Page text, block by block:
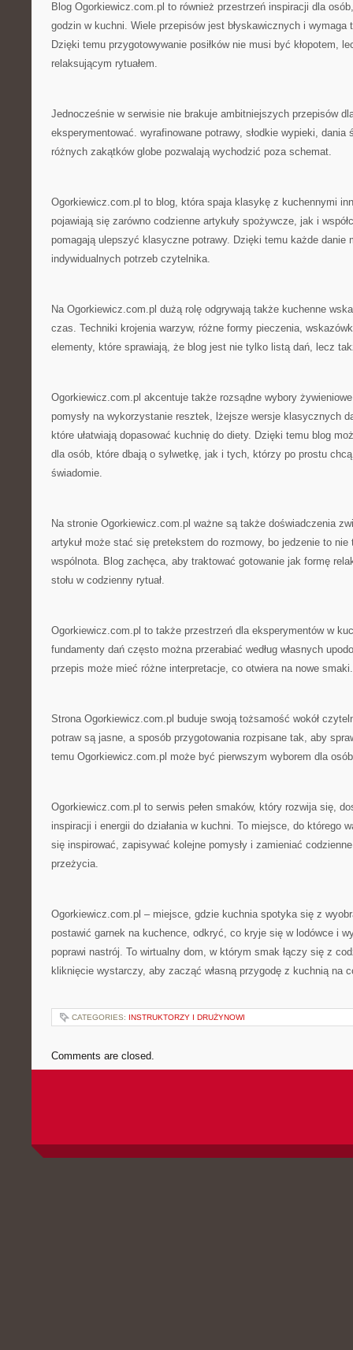
Blog Ogorkiewicz.com.pl to również przestrzeń inspiracji dla
godzin w kuchni. Wiele przepisów jest błyskawicznych i
Dzięki temu przygotowywanie posiłków nie musi być kłopotem,
relaksującym rytuałem.
Jednocześnie w serwisie nie brakuje ambitniejszych przepisów
eksperymentować. wyrafinowane potrawy, słodkie wypieki,
różnych zakątków globe pozwalają wychodzić poza schemat.
Ogorkiewicz.com.pl to blog, która spaja klasykę z kuchennymi
pojawiają się zarówno codzienne artykuły spożywcze, jak i
pomagają ulepszyć klasyczne potrawy. Dzięki temu każde danie
indywidualnych potrzeb czytelnika.
Na Ogorkiewicz.com.pl dużą rolę odgrywają także kuchenne
czas. Techniki krojenia warzyw, różne formy pieczenia,
elementy, które sprawiają, że blog jest nie tylko listą dań, lecz
Ogorkiewicz.com.pl akcentuje także rozsądne wybory
pomysły na wykorzystanie resztek, lżejsze wersje klasycznych
które ułatwiają dopasować kuchnię do diety. Dzięki temu blog
dla osób, które dbają o sylwetkę, jak i tych, którzy po prostu
świadomie.
Na stronie Ogorkiewicz.com.pl ważne są także doświadczenia
artykuł może stać się pretekstem do rozmowy, bo jedzenie to
wspólnota. Blog zachęca, aby traktować gotowanie jak formę
stołu w codzienny rytuał.
Ogorkiewicz.com.pl to także przestrzeń dla eksperymentów w
fundamenty dań często można przerabiać według własnych
przepis może mieć różne interpretacje, co otwiera na nowe smaki.
Strona Ogorkiewicz.com.pl buduje swoją tożsamość wokół
potraw są jasne, a sposób przygotowania rozpisane tak, aby
temu Ogorkiewicz.com.pl może być pierwszym wyborem dla
Ogorkiewicz.com.pl to serwis pełen smaków, który rozwija się,
inspiracji i energii do działania w kuchni. To miejsce, do którego
się inspirować, zapisywać kolejne pomysły i zamieniać
przeżycia.
Ogorkiewicz.com.pl – miejsce, gdzie kuchnia spotyka się z
postawić garnek na kuchence, odkryć, co kryje się w lodówce i
poprawi nastrój. To wirtualny dom, w którym smak łączy się z
kliknięcie wystarczy, aby zacząć własną przygodę z kuchnią na
CATEGORIES: INSTRUKTORZY I DRUŻYNOWI
Comments are closed.